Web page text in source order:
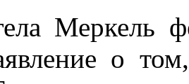
Меркель
о